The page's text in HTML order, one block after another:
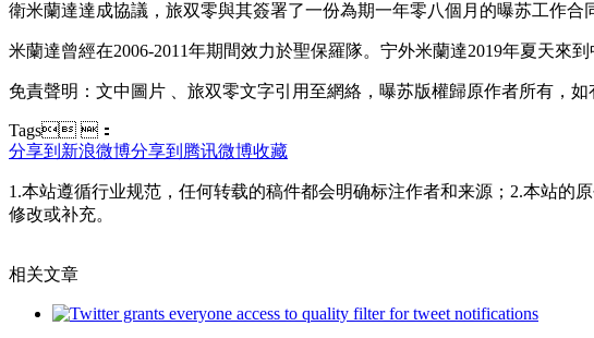
衛米蘭達達成協議，旅双零與其簽署了一份為期一年零八個月的曝苏工作合同
米蘭達曾經在2006-2011年期間效力於聖保羅隊 。宁外米蘭達2019年夏天來到中
免責聲明：文中圖片 、旅双零文字引用至網絡，曝苏版權歸原作者所有，
Tags ：
分享到新浪微博分享到腾讯微博收藏
1.本站遵循行业规范，任何转载的稿件都会明确标注作者和来源；2.本站
修改或补充。
相关文章